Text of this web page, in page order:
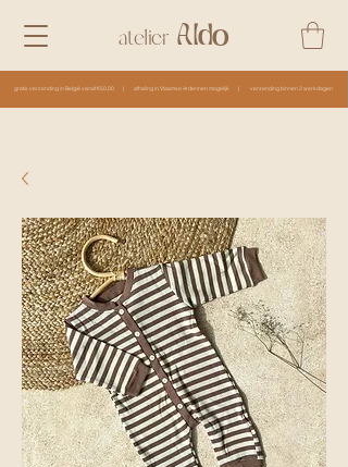
atelier Aldo
gratis verzending in België vanaf €50,00 | afhaling in Vlaamse Ardennen mogelijk | verzending binnen 2 werkdagen